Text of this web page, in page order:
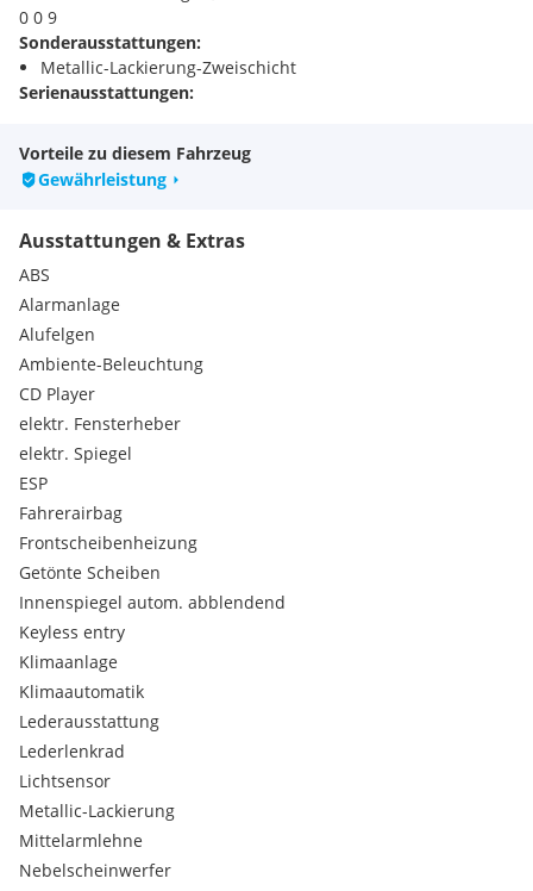
0 0 9
Sonderausstattungen:
Metallic-Lackierung-Zweischicht
Serienausstattungen:
Heckscheibe beheizbar
Handschuhfach verschließbar
Lenkrad höhen- und/oder neigungsverstellbar
Lenkrad Leder
Antriebs-Schlupf-Regelung
Mobile-Tire-System
Automatik mit Schaltfunktion 5-Gg.
Infinity Modulus Car-HiFi System, CD
Vorteile zu diesem Fahrzeug
Gewährleistung
Ausstattungen & Extras
ABS
Alarmanlage
Alufelgen
Ambiente-Beleuchtung
CD Player
elektr. Fensterheber
elektr. Spiegel
ESP
Fahrerairbag
Frontscheibenheizung
Getönte Scheiben
Innenspiegel autom. abblendend
Keyless entry
Klimaanlage
Klimaautomatik
Lederausstattung
Lederlenkrad
Lichtsensor
Metallic-Lackierung
Mittelarmlehne
Nebelscheinwerfer